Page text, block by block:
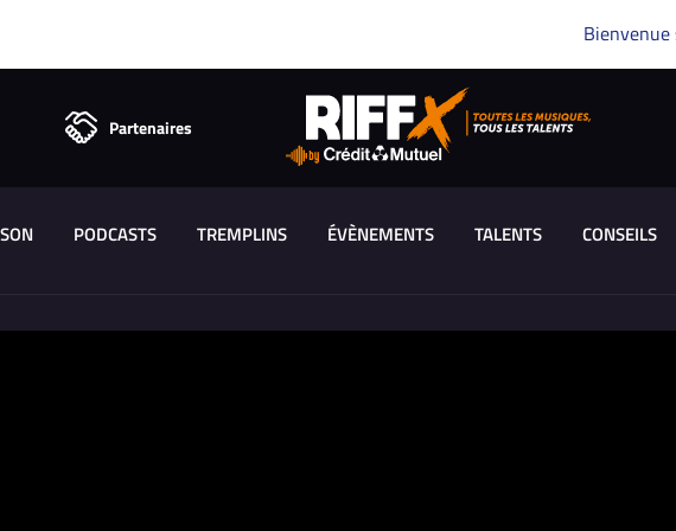
Bienvenue
Partenaires
PODCASTS TREMPLINS ÉVÈNEMENTS TALENTS CONSEILS